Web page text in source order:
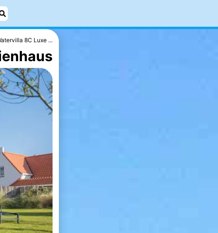
8C Luxe ...